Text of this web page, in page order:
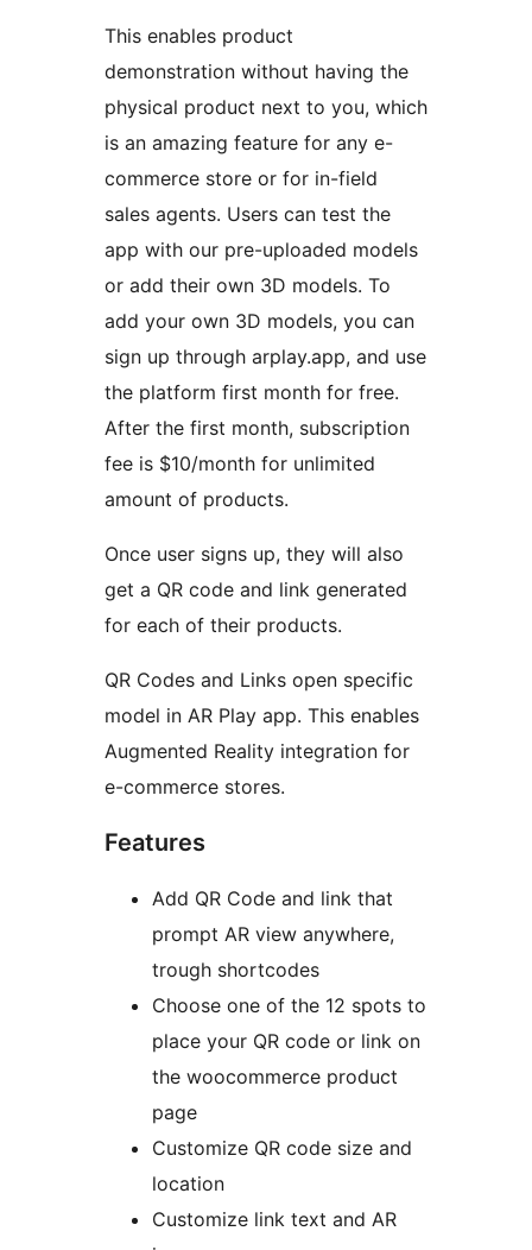
This enables product
demonstration without having the
physical product next to you, which
is an amazing feature for any e-
commerce store or for in-field
sales agents. Users can test the
app with our pre-uploaded models
or add their own 3D models. To
add your own 3D models, you can
sign up through arplay.app, and use
the platform first month for free.
After the first month, subscription
fee is $10/month for unlimited
amount of products.
Once user signs up, they will also
get a QR code and link generated
for each of their products.
QR Codes and Links open specific
model in AR Play app. This enables
Augmented Reality integration for
e-commerce stores.
Features
Add QR Code and link that
prompt AR view anywhere,
trough shortcodes
Choose one of the 12 spots to
place your QR code or link on
the woocommerce product
page
Customize QR code size and
location
Customize link text and AR